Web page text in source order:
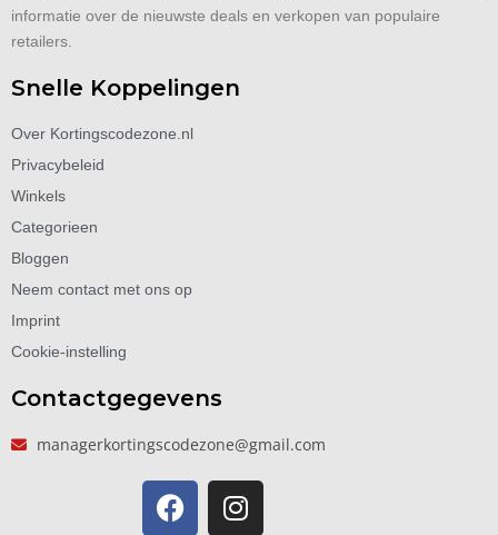
informatie over de nieuwste deals en verkopen van populaire
retailers.
Snelle Koppelingen
Over Kortingscodezone.nl
Privacybeleid
Winkels
Categorieen
Bloggen
Neem contact met ons op
Imprint
Cookie-instelling
Contactgegevens
managerkortingscodezone@gmail.com